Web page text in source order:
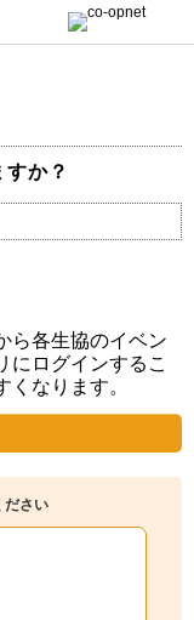
か？
ら各生協のイベン
にログインするこ
なります。
ださい